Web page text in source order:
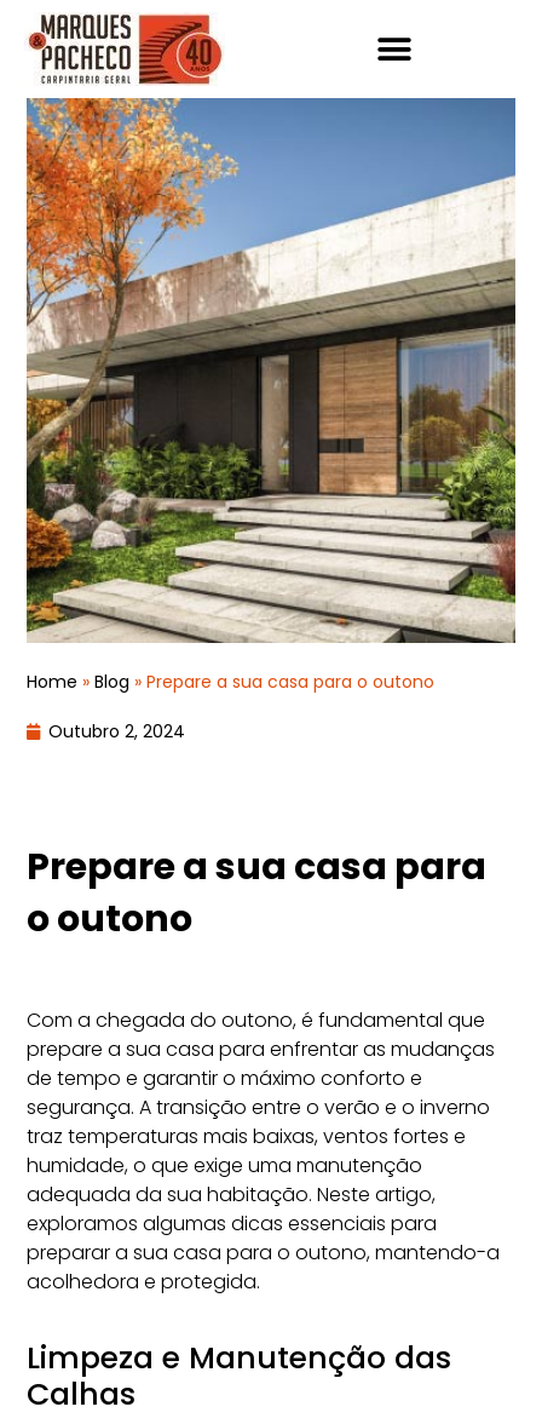
Home »Blog »Prepare a sua casa para o outono
Outubro 2, 2024
Prepare a sua casa para
o outono
Com a chegada do outono, é fundamental que
prepare a sua casa para enfrentar as mudanças
de tempo e garantir o máximo conforto e
segurança. A transição entre o verão e o inverno
traz temperaturas mais baixas, ventos fortes e
humidade, o que exige uma manutenção
adequada da sua habitação. Neste artigo,
exploramos algumas dicas essenciais para
preparar a sua casa para o outono, mantendo-a
acolhedora e protegida.
Limpeza e Manutenção das
Calhas